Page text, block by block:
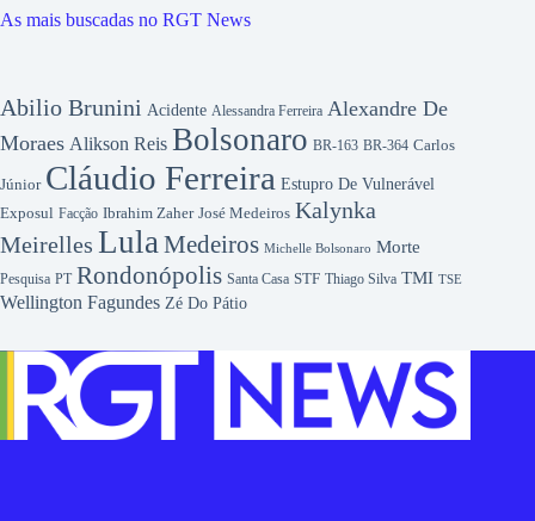
As mais buscadas no RGT News
Abilio Brunini Acidente Alessandra Ferreira Alexandre De
Moraes Alikson Reis Bolsonaro BR-163 BR-364 Carlos
Júnior Cláudio Ferreira Estupro De Vulnerável
Exposul Facção Ibrahim Zaher José Medeiros Kalynka
Meirelles LulaMedeiros Michelle Bolsonaro Morte
Pesquisa PT Rondonópolis Santa Casa STF Thiago Silva TMI TSE
Wellington Fagundes Zé Do Pátio